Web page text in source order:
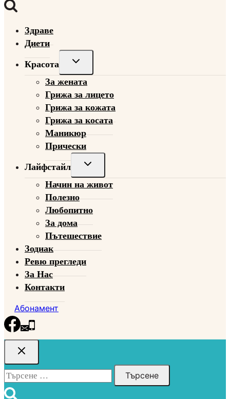
Здраве
Диети
Красота
Toggle
child
menu
За жената
Грижа за лицето
Грижа за кожата
Грижа за косата
Маникюр
Прически
Лайфстайл
Toggle
child
menu
Начин на живот
Полезно
Любопитно
За дома
Пътешествие
Зодиак
Ревю прегледи
За Нас
Контакти
Абонамент
Търсене
за: